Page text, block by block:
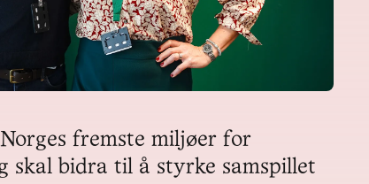
fremste miljøer for
skal bidra til å styrke samspillet